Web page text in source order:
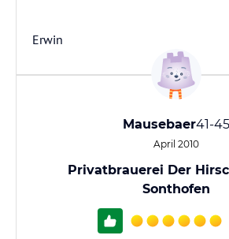
Erwin
Mausebaer41-45
April 2010
Privatbrauerei Der
Sonthofen